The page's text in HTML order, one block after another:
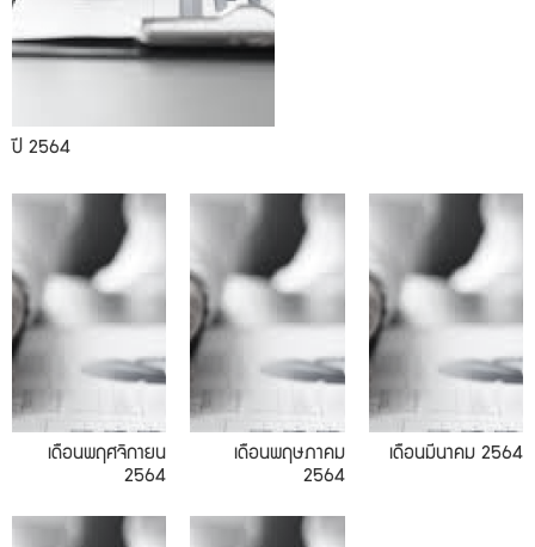
ปี 2564
เดือนพฤศจิกายน
2564
05.2564
เดือนพฤษภาคม
2564
03.2564
เดือนมีนาคม 2564
01.2021